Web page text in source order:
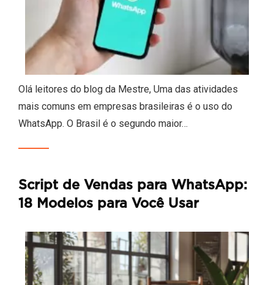
Olá leitores do blog da Mestre, Uma das atividades
mais comuns em empresas brasileiras é o uso do
WhatsApp. O Brasil é o segundo maior…
Script de Vendas para WhatsApp:
18 Modelos para Você Usar